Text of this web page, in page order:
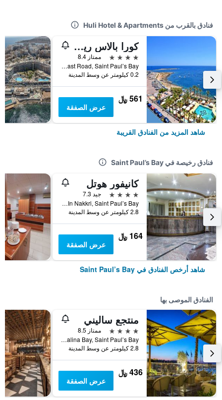
فنادق بالقرب من Huli Hotel & Apartments
كورا بالاس ريزورت آند سبا
4 نجوم
ممتاز 8.4
Qawra Coast Road, Saint Paul’s Bay, مالطا
0.2 كيلومتر عن وسط المدينة
561 ﷼
عرض الصفقة
شاهد المزيد من الفنادق القريبة
فنادق رخيصة في Saint Paul’s Bay
كانيفور هوتل
4 نجوم
جيد 7.3
Triq In Nakkri, Saint Paul’s Bay, مالطا
2.8 كيلومتر عن وسط المدينة
164 ﷼
عرض الصفقة
شاهد أرخص الفنادق في Saint Paul’s Bay
الفنادق الموصى بها
منتجع ساليني
4 نجوم
ممتاز 8.5
Salina Bay, Saint Paul’s Bay, مالطا
2.8 كيلومتر عن وسط المدينة
436 ﷼
عرض الصفقة